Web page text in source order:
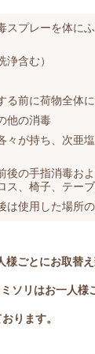
スプレーを体に
浄含む）
る前に荷物全体
他の消毒
々が持ち、次亜
後の手指消毒お
、椅子、テーブ
は使用した場所
ごとにお取替え
はお一人様
ます。